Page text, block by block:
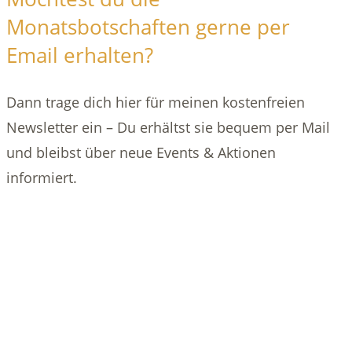
Monatsbotschaften gerne per
Email erhalten?
Dann trage dich hier für meinen kostenfreien
Newsletter ein – Du erhältst sie bequem per Mail
und bleibst über neue Events & Aktionen
informiert.